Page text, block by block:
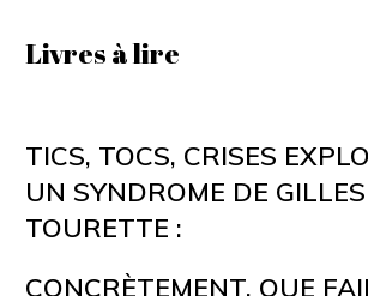
Livres à lire
TICS, TOCS, CRISES
UN SYNDROME DE
TOURETTE :
CONCRÈTEMENT, QUE